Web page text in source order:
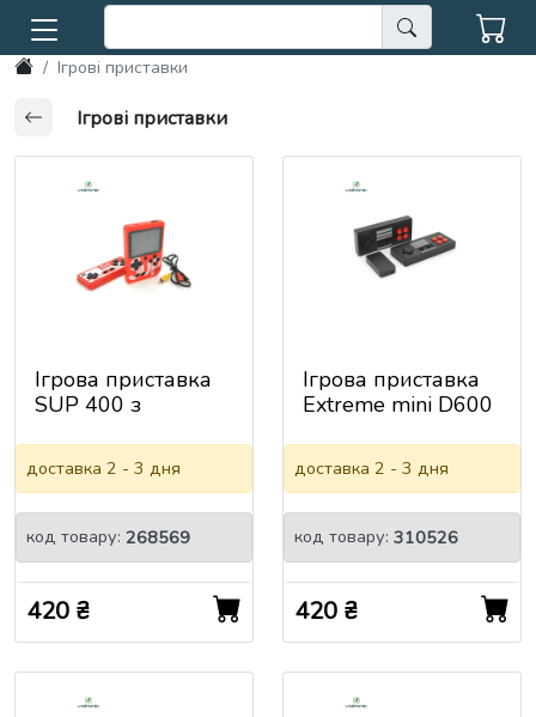
Ігрові приставки
Ігрові приставки
Ігрова приставка
SUP 400 з
color
доставка 2 - 3 дня
код товару: 268569
420 ₴
Ігрова приставка
Extreme mini D600
джойстиками
доставка 2 - 3 дня
код товару: 310526
420 ₴